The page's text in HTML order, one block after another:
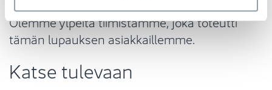
valmistelua, tiivistä yhteistyötä ja tarkkuutta.
Olemme ylpeitä tiimistämme, joka toteutti
tämän lupauksen asiakkaillemme.
Katse tulevaan